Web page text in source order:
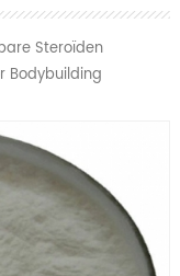
Steroïden
Bodybuilding